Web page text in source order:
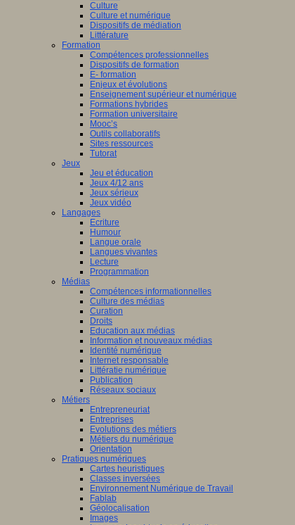
Culture
Culture et numérique
Dispositifs de médiation
Littérature
Formation
Compétences professionnelles
Dispositifs de formation
E- formation
Enjeux et évolutions
Enseignement supérieur et numérique
Formations hybrides
Formation universitaire
Mooc’s
Outils collaboratifs
Sites ressources
Tutorat
Jeux
Jeu et éducation
Jeux 4/12 ans
Jeux sérieux
Jeux vidéo
Langages
Ecriture
Humour
Langue orale
Langues vivantes
Lecture
Programmation
Médias
Compétences informationnelles
Culture des médias
Curation
Droits
Education aux médias
Information et nouveaux médias
Identité numérique
Internet responsable
Littératie numérique
Publication
Réseaux sociaux
Métiers
Entrepreneuriat
Entreprises
Evolutions des métiers
Métiers du numérique
Orientation
Pratiques numériques
Cartes heuristiques
Classes inversées
Environnement Numérique de Travail
Fablab
Géolocalisation
Images